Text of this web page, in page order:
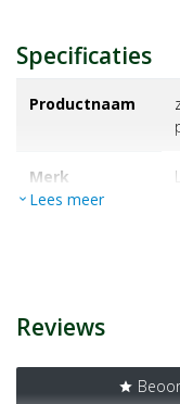
Specificaties
Productnaam
Merk
expand_more Lees meer
Reviews
star